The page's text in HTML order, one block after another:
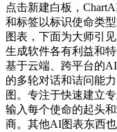
点击新建白板，
和标签以标识使命类
图表，下面为大师引
生成软件各有利益和
基于云端、跨平台的
的多轮对话和诘问能
图。专注于快速建立
输入每个使命的起头
商。其他AI图表东西